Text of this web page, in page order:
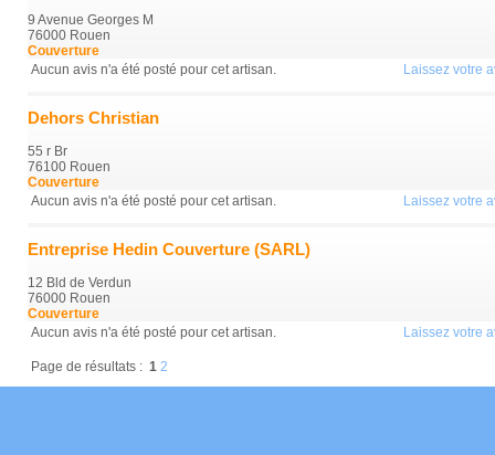
9 Avenue Georges M
76000 Rouen
Couverture
Aucun avis n'a été posté pour cet artisan.
Laissez votre
Dehors Christian
55 r Br
76100 Rouen
Couverture
Aucun avis n'a été posté pour cet artisan.
Laissez votre
Entreprise Hedin Couverture (SARL)
12 Bld de Verdun
76000 Rouen
Couverture
Aucun avis n'a été posté pour cet artisan.
Laissez votre
Page de résultats : 1 2